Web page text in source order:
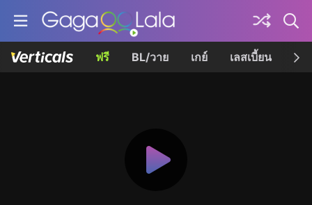
ฟรี BL/วาย เกย์ เลสเบี้ยน เค